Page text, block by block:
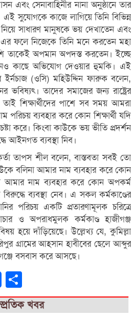
এবং সেনাবাহিনীর নানা অনুষ্ঠানে তার
সুযোগকে কাজে লাগিয়ে তিনি বিভিন্ন
সাধারণ মানুষকে ভয় দেখাতেন এবং
ফলে নিজেকে তিনি মনে করতেন মহা
তাকেই অপমান অপদস্ত করতেন। ইচ্ছে
কাছে অভিযোগ দেওয়ার হুমকি। এই
ইর্নচাজ (ওসি) মহিউদ্দিন ফারুক বলেন,
ভবিষ্যৎ। তাদের সমাজের জন্য রাষ্ট্রের
শিক্ষার্থীদের পাশে সব সময় আমরা
ব্যবহার করে কোন শিক্ষার্থী যদি
করে। কিংবা কাউকে ভয় ভীতি প্রদর্শন
আইনগত ব্যবস্থা নিব।
তাপস শীল বলেন, বাস্তবতা সবই তো
বলিনা আমার নাম ব্যবহার করে কোন
নাম ব্যবহার করে কোন অপকর্ম
ব্যবস্থা নেব। এ সকল কর্মকাণ্ডের
পরিচয় একটি প্রতারণামূলক চরিত্রে
ও অপরাধমুলক কর্মকাণ্ড হাজীগঞ্জ
হয়ে দাঁড়িয়েছে। উল্লেখ্য যে, কুমিল্লা
গ্রামের আহসান হাবীবের ছেলে আব্দুর
বসবাস করে আসছে।
খবর